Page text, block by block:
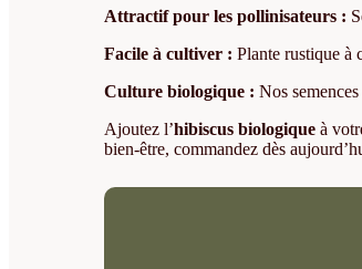
Attractif pour les pollinisateurs :
Facile à cultiver : Plante rustique à
Culture biologique : Nos
Ajoutez l’hibiscus biologique à
bien-être, commandez dès